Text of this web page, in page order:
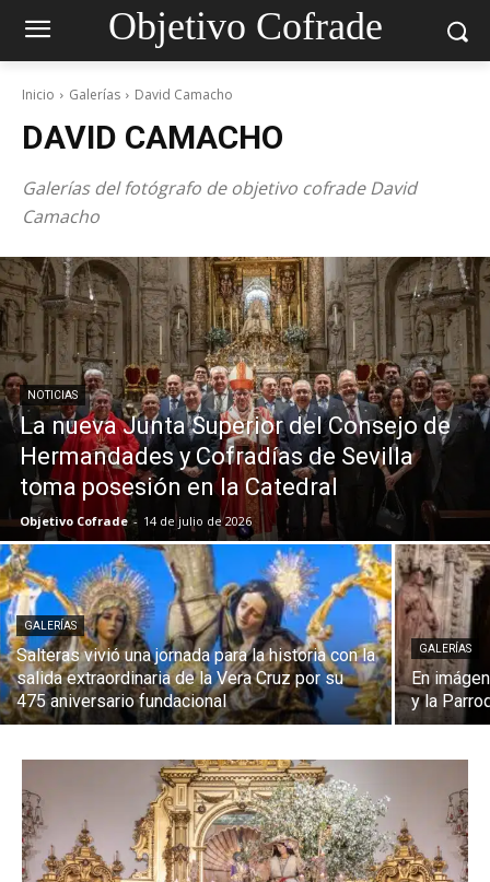
Objetivo Cofrade
Inicio Galerías David Camacho
DAVID CAMACHO
Galerías del fotógrafo de objetivo cofrade David
Camacho
NOTICIAS
La nueva Junta Superior del Consejo de
Hermandades y Cofradías de Sevilla
toma posesión en la Catedral
Objetivo Cofrade - 14 de julio de 2026
GALERÍAS
Salteras vivió una jornada para la historia con la
salida extraordinaria de la Vera Cruz por su
475 aniversario fundacional
GALERÍAS
En
y la